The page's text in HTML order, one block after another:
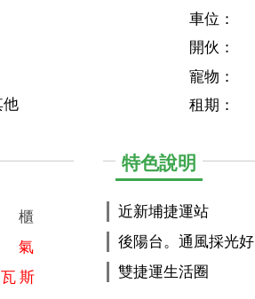
他
車位：
開伙：
寵物：
租期：
櫃
氣
瓦 斯
特色說明
近新埔捷運站
後陽台。通風採光好
雙捷運生活圈